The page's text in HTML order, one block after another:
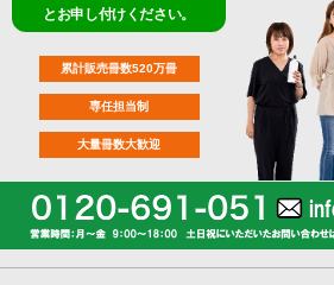
とお申し付けください。
累計販売冊数520万冊
専任担当制
大量冊数大歓迎